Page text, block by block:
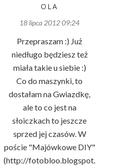
OLA
18 lipca 2012 09:24
Przepraszam :) Już
niedługo będziesz też
miała takie u siebie :)
Co do maszynki, to
dostałam na Gwiazdkę,
ale to co jest na
słoiczkach to jeszcze
sprzed jej czasów. W
poście "Majówkowe DIY"
(http://fotobloo.blogspot.